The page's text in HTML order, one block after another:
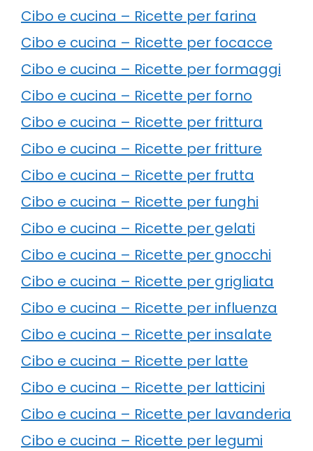
Cibo e cucina – Ricette per farina
Cibo e cucina – Ricette per focacce
Cibo e cucina – Ricette per formaggi
Cibo e cucina – Ricette per forno
Cibo e cucina – Ricette per frittura
Cibo e cucina – Ricette per fritture
Cibo e cucina – Ricette per frutta
Cibo e cucina – Ricette per funghi
Cibo e cucina – Ricette per gelati
Cibo e cucina – Ricette per gnocchi
Cibo e cucina – Ricette per grigliata
Cibo e cucina – Ricette per influenza
Cibo e cucina – Ricette per insalate
Cibo e cucina – Ricette per latte
Cibo e cucina – Ricette per latticini
Cibo e cucina – Ricette per lavanderia
Cibo e cucina – Ricette per legumi